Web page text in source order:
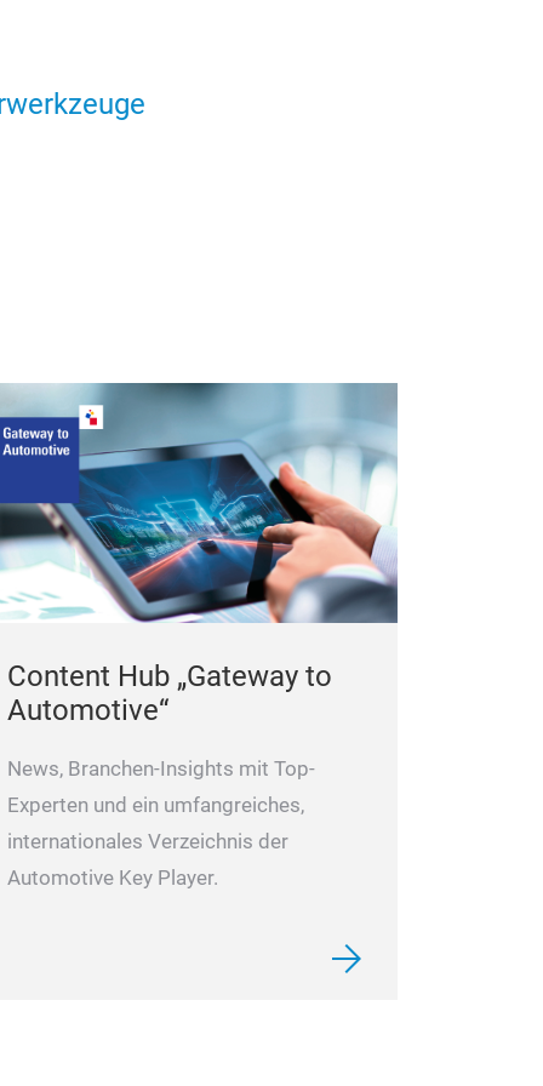
Content Hub „Gateway to
Automotive“
News, Branchen-Insights mit Top-
Experten und ein umfangreiches,
internationales Verzeichnis der
Automotive Key Player.